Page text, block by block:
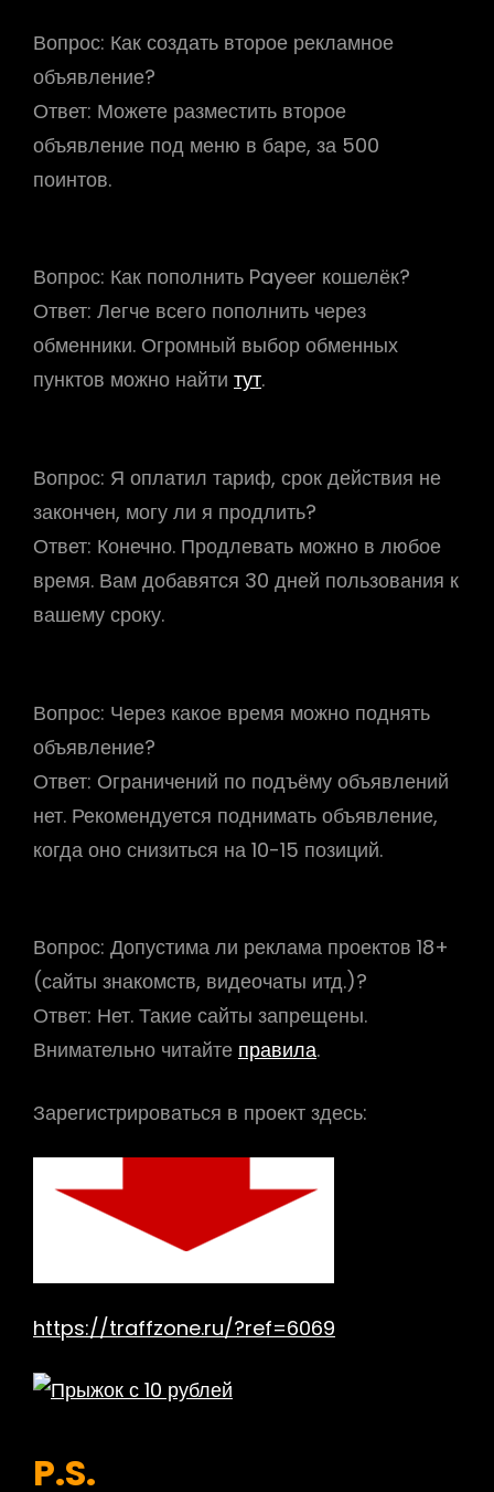
Вопрос: Как создать второе рекламное
объявление?
Ответ: Можете разместить второе
объявление под меню в баре, за 500
поинтов.
Вопрос: Как пополнить Payeer кошелёк?
Ответ: Легче всего пополнить через
обменники. Огромный выбор обменных
пунктов можно найти тут.
Вопрос: Я оплатил тариф, срок действия не
закончен, могу ли я продлить?
Ответ: Конечно. Продлевать можно в любое
время. Вам добавятся 30 дней пользования к
вашему сроку.
Вопрос: Через какое время можно поднять
объявление?
Ответ: Ограничений по подъёму объявлений
нет. Рекомендуется поднимать объявление,
когда оно снизиться на 10-15 позиций.
Вопрос: Допустима ли реклама проектов 18+
(сайты знакомств, видеочаты итд.)?
Ответ: Нет. Такие сайты запрещены.
Внимательно читайте правила.
Зарегистрироваться в проект здесь:
https://traffzone.ru/?ref=6069
P.S.